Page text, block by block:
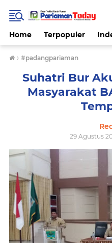
Home Terpopuler
› #padangpariaman
Suhatri Bur
Masyarakat
29 Agustus